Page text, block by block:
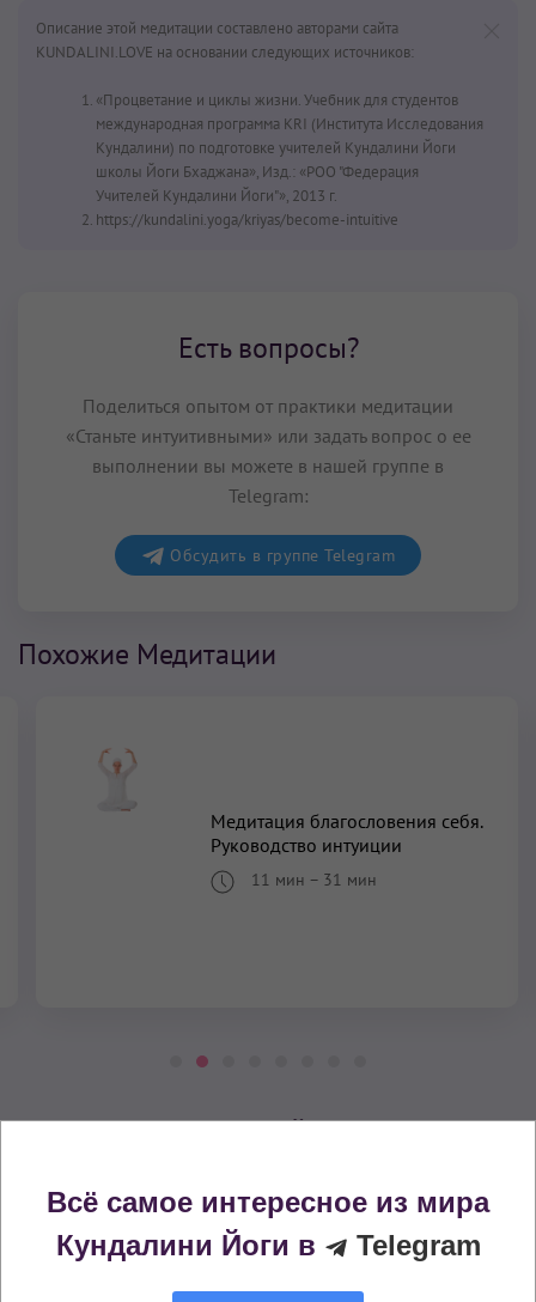
Описание этой медитации составлено авторами сайта
KUNDALINI.LOVE на основании следующих источников:
«Процветание и циклы жизни. Учебник для студентов
международная программа KRI (Института Исследования
Кундалини) по подготовке учителей Кундалини Йоги
школы Йоги Бхаджана», Изд.: «РОО "Федерация
Учителей Кундалини Йоги"», 2013 г.
https://kundalini.yoga/kriyas/become-intuitive
Есть вопросы?
Поделиться опытом от практики медитации
«Станьте интуитивными» или задать вопрос о ее
выполнении вы можете в нашей группе в
Telegram:
Обсудить в группе Telegram
Похожие Медитации
Медитация благословения себя.
Руководство интуиции
11 мин – 31 мин
Практики Кундалини Йоги с похожими
Избавление от депрессий и тревожности
Избавление от усталости
Всё самое интересное из мира
Кундалини Йоги в
Telegram